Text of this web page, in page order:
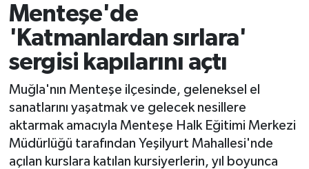
Menteşe'de
'Katmanlardan sırlara'
sergisi kapılarını açtı
Muğla'nın Menteşe ilçesinde, geleneksel el
sanatlarını yaşatmak ve gelecek nesillere
aktarmak amacıyla Menteşe Halk Eğitimi Merkezi
Müdürlüğü tarafından Yeşilyurt Mahallesi'nde
açılan kurslara katılan kursiyerlerin, yıl boyunca
Son Dakika Haberleri
Haber Arşivi